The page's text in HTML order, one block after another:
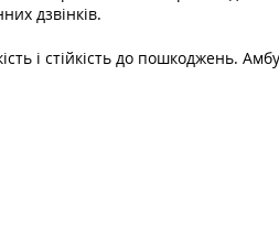
дзвінків.
і стійкість до пошкоджень.